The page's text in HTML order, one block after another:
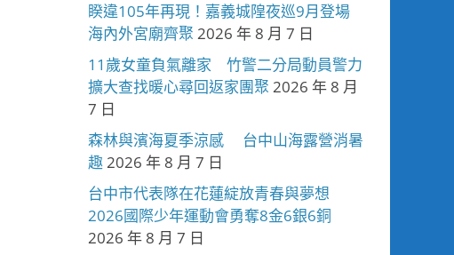
睽違105年再現！嘉義城隍夜巡9月登場
海內外宮廟齊聚 2026 年 8 月 7 日
11歲女童負氣離家 竹警二分局動員警力
擴大查找暖心尋回返家團聚 2026 年 8 月
7 日
森林與濱海夏季涼感 台中山海露營消暑
趣2026 年 8 月 7 日
台中市代表隊在花蓮綻放青春與夢想
2026國際少年運動會勇奪8金6銀6銅
2026 年 8 月 7 日